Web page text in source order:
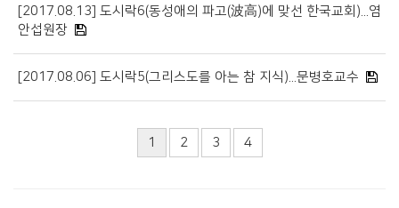
[2017.08.13] 도시락6(동성애의 파고(波高)에 맞선 한국교회)...염
안섭원장
[2017.08.06] 도시락5(그리스도를 아는 참 지식)...문병호교수
1 2 3 4